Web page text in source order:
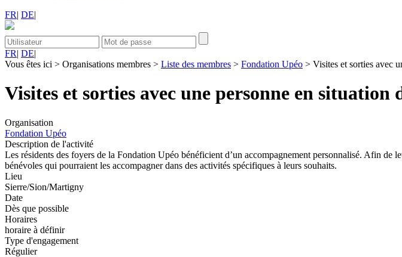
FR| DE|
FR| DE|
Vous êtes ici > Organisations membres > Liste des membres > Fondation Upéo > Visites et sorties avec
Visites et sorties avec une personne en situation
Organisation
Fondation Upéo
Description de l'activité
Les résidents des foyers de la Fondation Upéo bénéficient d’un accompagnement personnalisé. Afin de
bénévoles qui pourraient les accompagner dans des activités spécifiques à leurs souhaits.
Lieu
Sierre/Sion/Martigny
Date
Dès que possible
Horaires
horaire à définir
Type d'engagement
Régulier